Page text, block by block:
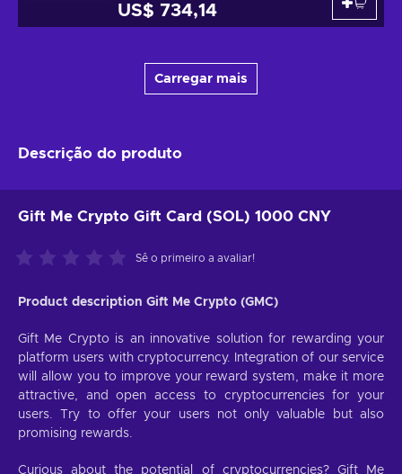
US$ 734,14
Carregar mais
Descrição do produto
Gift Me Crypto Gift Card (SOL) 1000 CNY
Sê o primeiro a avaliar!
Product description Gift Me Crypto (GMC)
Gift Me Crypto is an innovative solution for rewarding your
platform users with cryptocurrency. Integration of our service
will allow you to improve your reward system, make it more
attractive, and open access to cryptocurrencies for your
users. Try to offer your users not only valuable but also
promising rewards.
Curious about the potential of cryptocurrencies? Gift Me